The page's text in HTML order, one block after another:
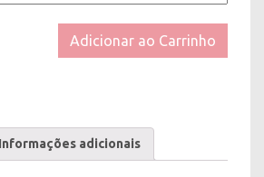
Adicionar ao Carrinho
Informações adicionais